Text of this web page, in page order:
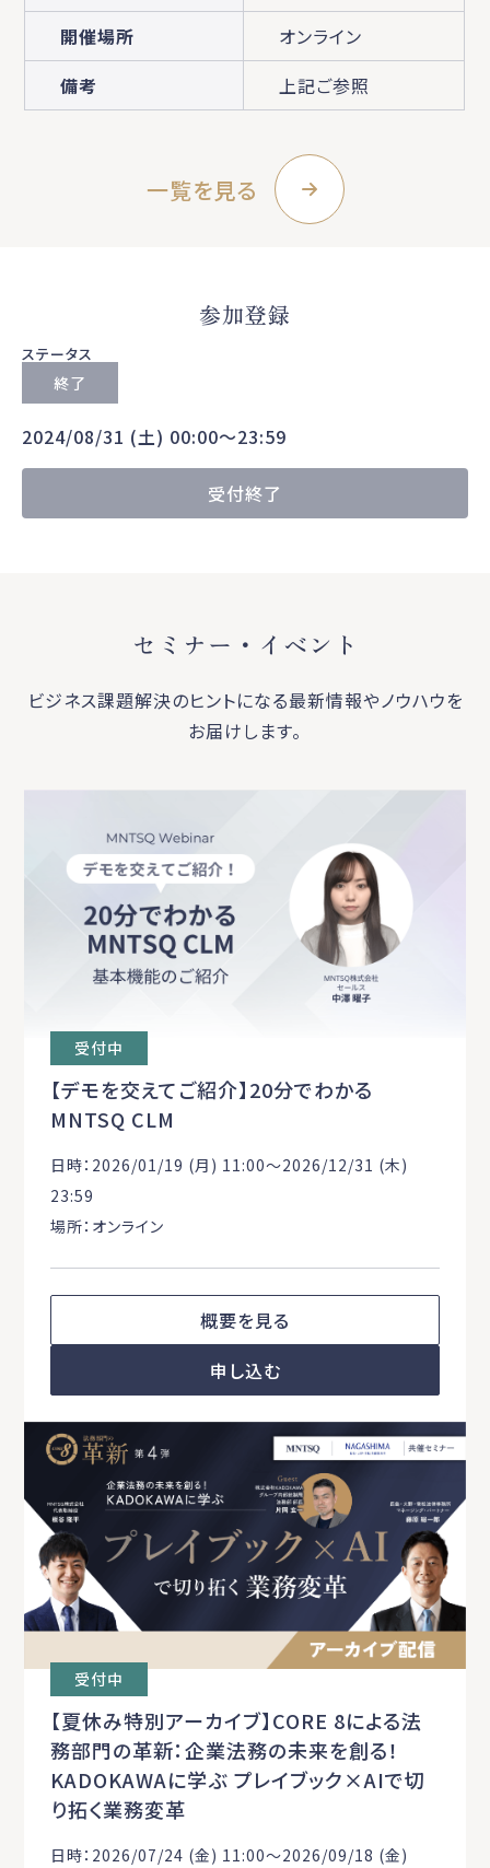
開催場所
オンライン
備考
上記ご参照
一覧を見る
参加登録
ステータス
終了
2024/08/31 (土) 00:00〜23:59
受付終了
セミナー・イベント
ビジネス課題解決のヒントになる最新情報やノウハウを
お届けします。
受付中
【デモを交えてご紹介】20分でわかる
MNTSQ CLM
日時：2026/01/19 (月) 11:00〜2026/12/31 (木)
23:59
場所：オンライン
概要を見る
申し込む
受付中
【夏休み特別アーカイブ】CORE 8による法
務部門の革新：企業法務の未来を創る！
KADOKAWAに学ぶ プレイブック×AIで切
り拓く業務変革
日時：2026/07/24 (金) 11:00〜2026/09/18 (金)